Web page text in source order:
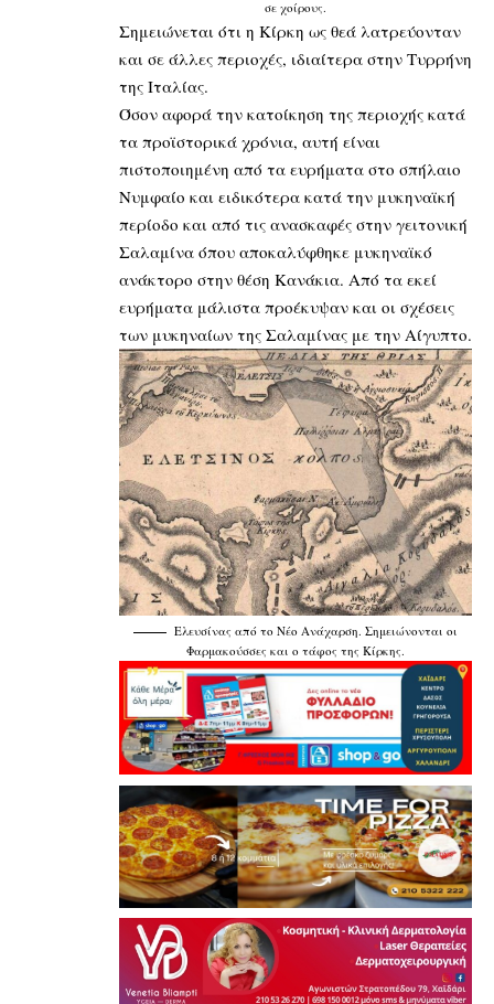
σε χοίρους.
Σημειώνεται ότι η Κίρκη ως θεά λατρεύονταν
και σε άλλες περιοχές, ιδιαίτερα στην Τυρρήνη
της Ιταλίας.
Όσον αφορά την κατοίκηση της περιοχής κατά
τα προϊστορικά χρόνια, αυτή είναι
πιστοποιημένη από τα ευρήματα στο σπήλαιο
Νυμφαίο και ειδικότερα κατά την μυκηναϊκή
περίοδο και από τις ανασκαφές στην γειτονική
Σαλαμίνα όπου αποκαλύφθηκε μυκηναϊκό
ανάκτορο στην θέση Κανάκια. Από τα εκεί
ευρήματα μάλιστα προέκυψαν και οι σχέσεις
των μυκηναίων της Σαλαμίνας με την Αίγυπτο.
Ελευσίνας από το Νέο Ανάχαρση. Σημειώνονται οι
Φαρμακούσσες και ο τάφος της Κίρκης.